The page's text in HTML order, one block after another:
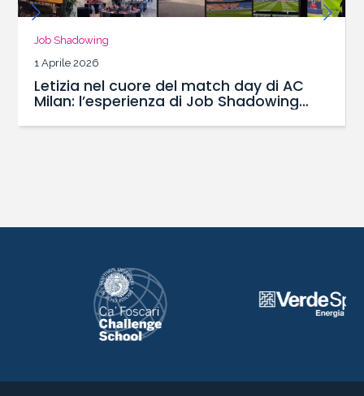
Job Shadowing
1 Aprile 2026
Letizia nel cuore del match day di AC
Milan: l’esperienza di Job Shadowing